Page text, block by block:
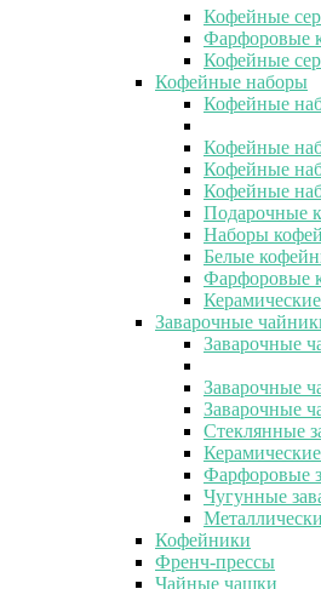
Кофейные
Фарфоровые
Кофейные
Кофейные наборы
Кофейные
Кофейные
Кофейные
Кофейные
Подарочные
Наборы
Белые
Фарфоровые
Заварочные
Заварочные
Заварочные
Заварочные
Стеклянные
Фарфоровые
Чугунные
Кофейники
Френч-прессы
Чайные чашки